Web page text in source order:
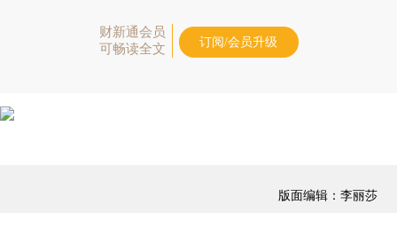
财新通会员
可畅读全文
订阅/会员升级
版面编辑：李丽莎